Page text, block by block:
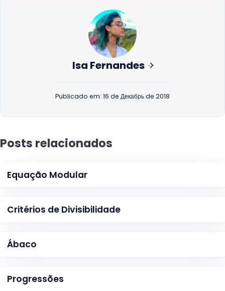
Isa Fernandes
Publicado em: 16 de Декабрь de 2018
Posts relacionados
Equação Modular
Critérios de Divisibilidade
Ábaco
Progressões